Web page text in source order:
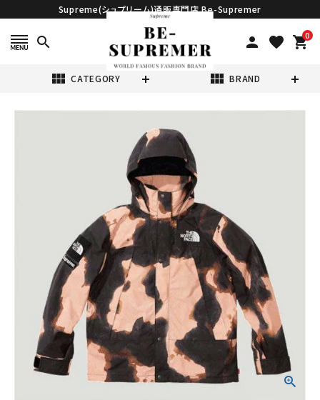
Supreme(シュプリーム)通販専門店 Be-Supremer
search person favorite 0
shopping_cart
view_module CATEGORY view_module BRAND
Supreme シュプ
リーム 21FW
The North
Face Bleached
Denim Print
Mountain
Jacket ノースフ
ェイスブリーチマ
ウンテンジャケッ
ト ブラック
(税込)
NEW ITEMS